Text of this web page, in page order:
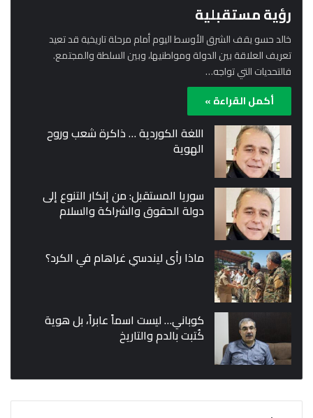
رؤية مستقبلية
خالد حسو يقف الشرق الأوسط اليوم أمام مرحلة تاريخية قد تعيد
تعريف العلاقة بين الدولة ومواطنيها، وبين السلطة والمجتمع.
فالتحديات التي تواجه…
أكمل القراءة »
اللغة الكوردية … ذاكرة شعب وروح
الهوية
سوريا المستقبل: من إنكار التنوع إلى
دولة الحقوق والشراكة والسلام
ماذا رأى ليندسي غراهام في الكرد؟
كوباني… ليست اسماً عابراً، بل هوية
كُتبت بالدم والتاريخ